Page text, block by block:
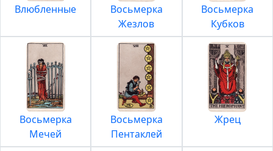
Влюбленные
Восьмерка
Жезлов
Восьмерка
Кубков
Восьмерка
Мечей
Восьмерка
Пентаклей
Жрец